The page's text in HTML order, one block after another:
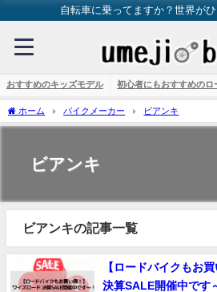
自転車に乗ってますか？世界が
おすすめのキッズモデル 初心者にもおすすめのロ
ホーム バイクメーカー ビアンキ
ビアンキ
ビアンキの記事一覧
【ロードバイクもお
決算SALE開催中です